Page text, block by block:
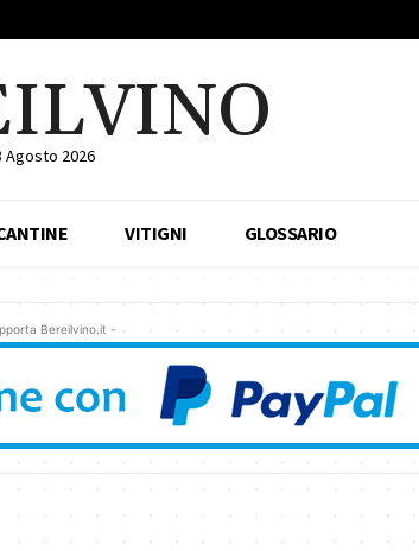
Agosto 2026
VITIGNI GLOSSARIO
Bereilvino.it -